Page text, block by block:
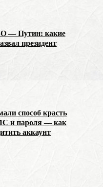
— Путин: какие
президент
способ красть
и пароля — как
аккаунт